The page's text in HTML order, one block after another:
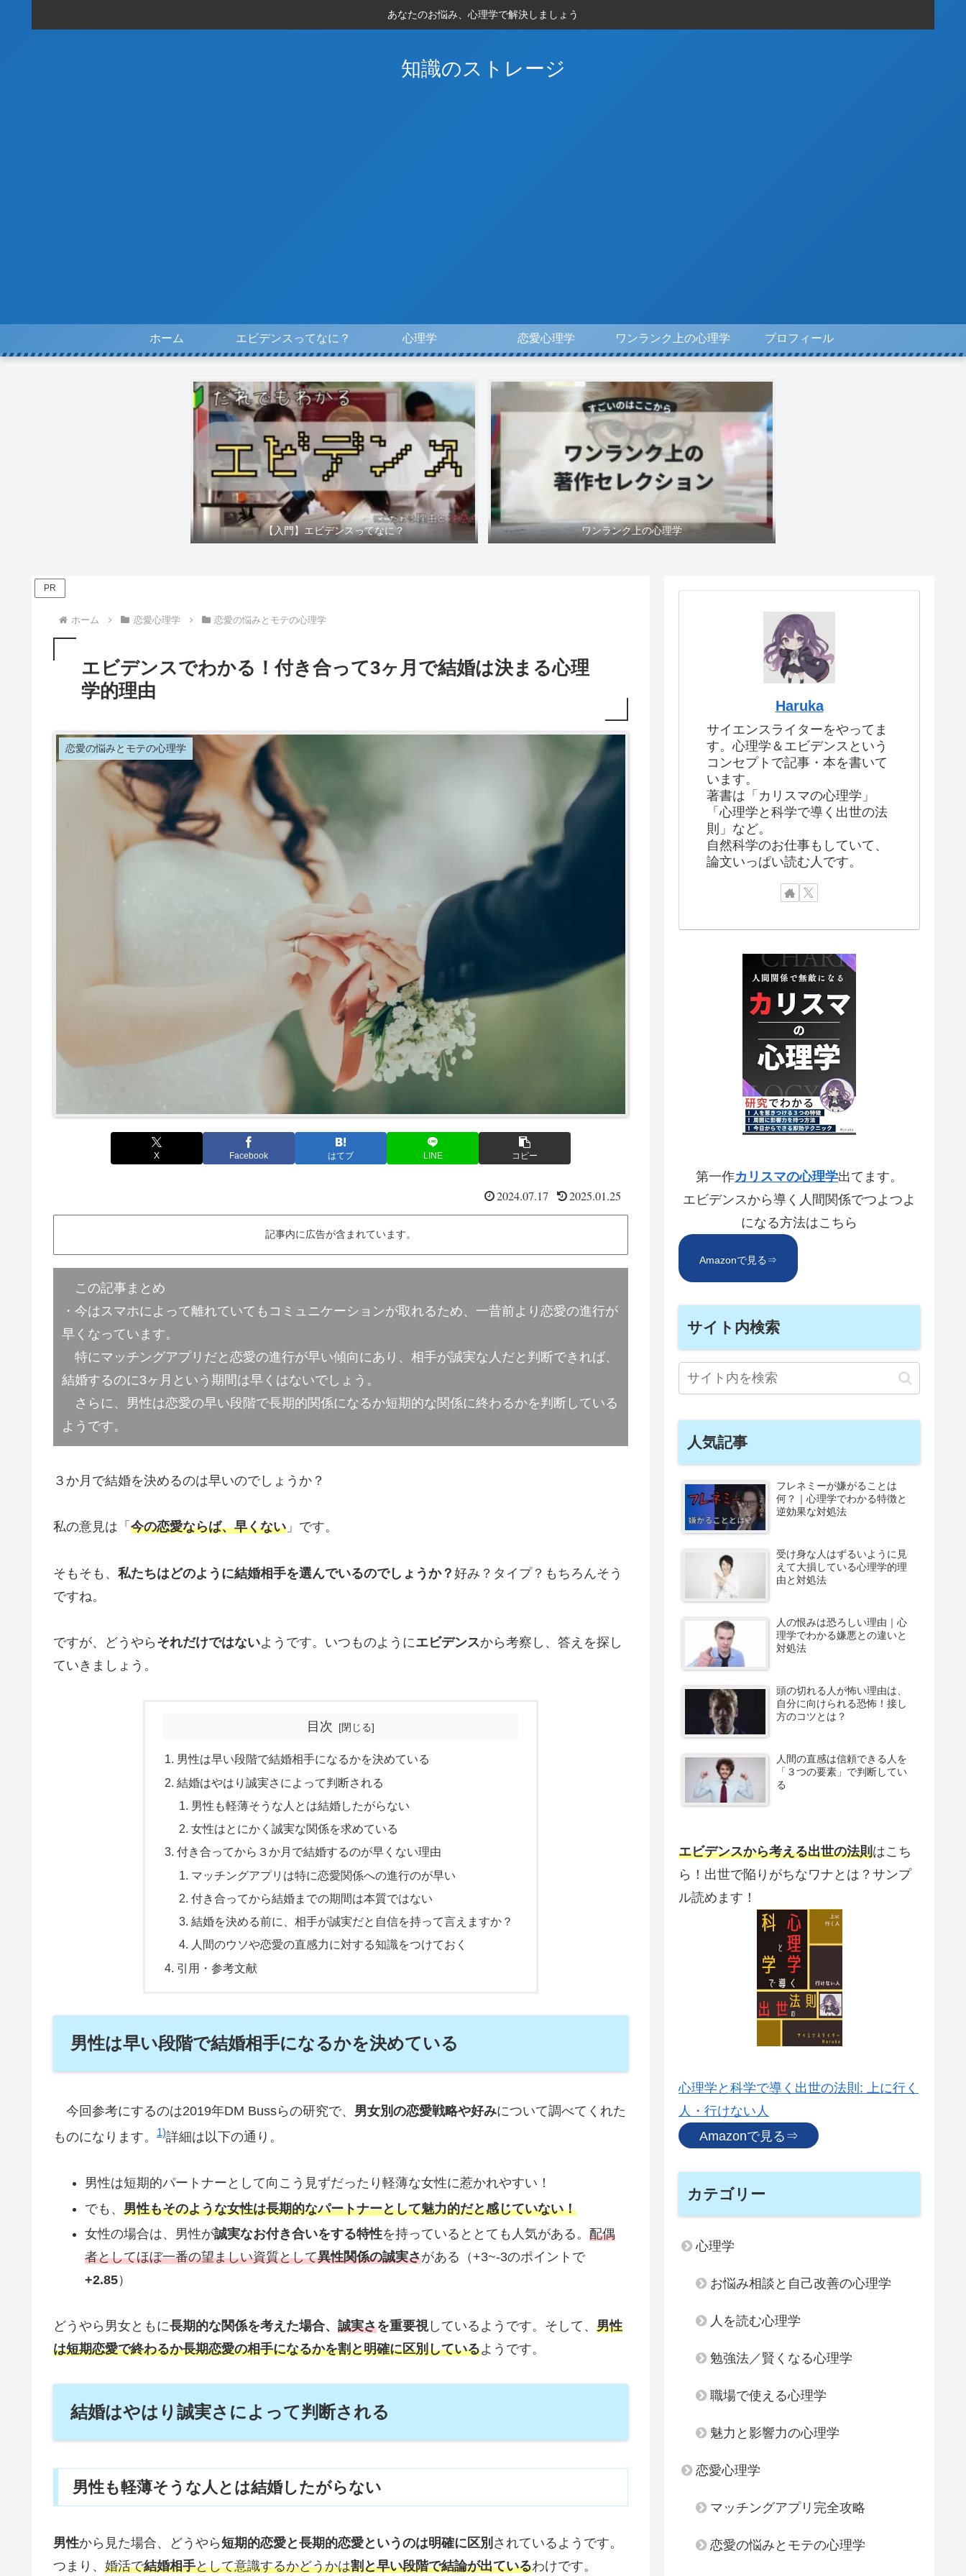
あなたのお悩み、心理学で解決しましょう
知識のストレージ
ホーム エビデンスってなに？ 心理学 恋愛心理学 ワンランク上の心理学 プロフィール
【入門】エビデンスってなに？ ワンランク上の心理学
PR
ホーム 恋愛心理学 恋愛の悩みとモテの心理学
エビデンスでわかる！付き合って3ヶ月で結婚は決まる心理
学的理由
恋愛の悩みとモテの心理学
X Facebook はてブ LINE コピー
2024.07.17 2025.01.25
記事内に広告が含まれています。
この記事まとめ
・今はスマホによって離れていてもコミュニケーションが取れるため、一昔前より恋愛の進行が
早くなっています。
特にマッチングアプリだと恋愛の進行が早い傾向にあり、相手が誠実な人だと判断できれば、
結婚するのに3ヶ月という期間は早くはないでしょう。
さらに、男性は恋愛の早い段階で長期的関係になるか短期的な関係に終わるかを判断している
ようです。
３か月で結婚を決めるのは早いのでしょうか？
私の意見は「 今の恋愛ならば、早くない 」です。
そもそも、 私たちはどのように結婚相手を選んでいるのでしょうか？ 好み？タイプ？もちろんそう
ですね。
ですが、どうやら それだけではないようです。いつものようにエビデンスから考察し、答えを探し
ていきましょう。
目次
男性は早い段階で結婚相手になるかを決めている
結婚はやはり誠実さによって判断される
男性も軽薄そうな人とは結婚したがらない
女性はとにかく誠実な関係を求めている
付き合ってから３か月で結婚するのが早くない理由
マッチングアプリは特に恋愛関係への進行のが早い
付き合ってから結婚までの期間は本質ではない
結婚を決める前に、相手が誠実だと自信を持って言えますか？
人間のウソや恋愛の直感力に対する知識をつけておく
引用・参考文献
男性は早い段階で結婚相手になるかを決めている
今回参考にするのは2019年DM Bussらの研究で、 男女別の恋愛戦略や好みについて調べてくれた
ものになります。
1)詳細は以下の通り。
男性は短期的パートナーとして向こう見ずだったり軽薄な女性に惹かれやすい！
でも、 男性もそのような女性は長期的なパートナーとして魅力的だと感じていない！
女性の場合は、男性が誠実なお付き合いをする特性を持っているととても人気がある。 配偶
者としてほぼ一番の望ましい資質として異性関係の誠実さがある（+3~-3のポイントで
+2.85）
どうやら男女ともに長期的な関係を考えた場合、 誠実さを重要視しているようです。そして、 男性
は短期恋愛で終わるか長期恋愛の相手になるかを割と明確に区別しているようです。
結婚はやはり誠実さによって判断される
男性も軽薄そうな人とは結婚したがらない
男性から見た場合、どうやら短期的恋愛と長期的恋愛というのは明確に区別 されているようです。
つまり、 婚活で結婚相手として意識するかどうかは割と早い段階で結論が出ているわけです。
Haruka
サイエンスライターをやってま
す。心理学＆エビデンスという
コンセプトで記事・本を書いて
います。
著書は「カリスマの心理学」
「心理学と科学で導く出世の法
則」など。
自然科学のお仕事もしていて、
論文いっぱい読む人です。
第一作カリスマの心理学出てます。
エビデンスから導く人間関係でつよつよ
になる方法はこちら
Amazonで見る⇒
サイト内検索
人気記事
フレネミーが嫌がることは
何？｜心理学でわかる特徴と
逆効果な対処法
受け身な人はずるいように見
えて大損している心理学的理
由と対処法
人の恨みは恐ろしい理由｜心
理学でわかる嫌悪との違いと
対処法
頭の切れる人が怖い理由は、
自分に向けられる恐怖！接し
方のコツとは？
人間の直感は信頼できる人を
「３つの要素」で判断してい
る
エビデンスから考える出世の法則はこち
ら！出世で陥りがちなワナとは？サンプ
ル読めます！
心理学と科学で導く出世の法則: 上に行く
人・行けない人
Amazonで見る⇒
カテゴリー
心理学
お悩み相談と自己改善の心理学
人を読む心理学
勉強法／賢くなる心理学
職場で使える心理学
魅力と影響力の心理学
恋愛心理学
マッチングアプリ完全攻略
恋愛の悩みとモテの心理学